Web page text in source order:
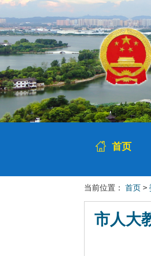
首页
当前位置： 首页 >
市人大